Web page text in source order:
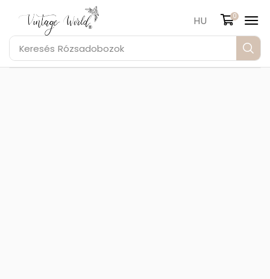
Keresés Rózsadobozok
HU 0